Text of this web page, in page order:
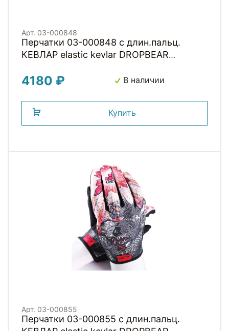
Арт. 03-000848
Перчатки 03-000848 с длин.пальц.
КЕВЛАР elastic kevlar DROPBEAR
экстримальнх видов р-р.S оригинал.
4180 ₽ В наличии
Купить
Арт. 03-000855
Перчатки 03-000855 с длин.пальц.